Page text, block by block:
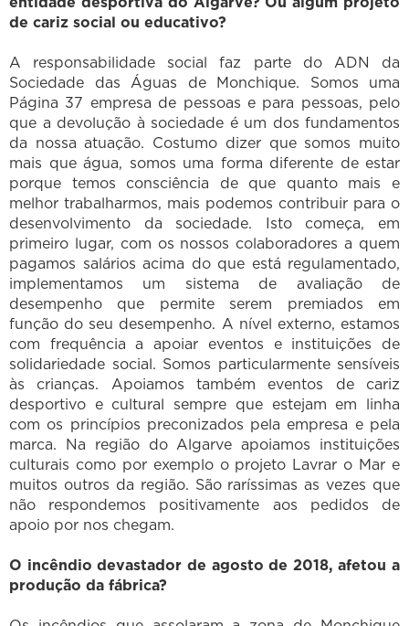
de cariz social ou educativo?
A responsabilidade social faz parte do ADN da
Sociedade das Águas de Monchique. Somos uma
Página 37 empresa de pessoas e para pessoas, pelo
que a devolução à sociedade é um dos fundamentos
da nossa atuação. Costumo dizer que somos muito
mais que água, somos uma forma diferente de estar
porque temos consciência de que quanto mais e
melhor trabalharmos, mais podemos contribuir para o
desenvolvimento da sociedade. Isto começa, em
primeiro lugar, com os nossos colaboradores a quem
pagamos salários acima do que está regulamentado,
implementamos um sistema de avaliação de
desempenho que permite serem premiados em
função do seu desempenho. A nível externo, estamos
com frequência a apoiar eventos e instituições de
solidariedade social. Somos particularmente sensíveis
às crianças. Apoiamos também eventos de cariz
desportivo e cultural sempre que estejam em linha
com os princípios preconizados pela empresa e pela
marca. Na região do Algarve apoiamos instituições
culturais como por exemplo o projeto Lavrar o Mar e
muitos outros da região. São raríssimas as vezes que
não respondemos positivamente aos pedidos de
apoio por nos chegam.
O incêndio devastador de agosto de 2018, afetou a
produção da fábrica?